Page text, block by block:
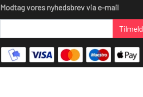
Modtag vores nyhedsbrev via e-mail
Tilmeld